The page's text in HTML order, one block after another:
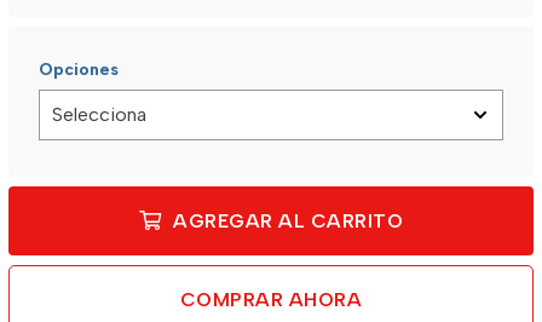
Opciones
AGREGAR AL CARRITO
COMPRAR AHORA